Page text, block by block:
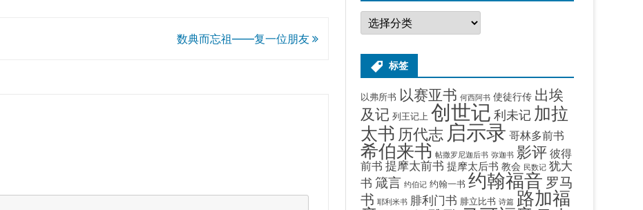
数典而忘祖——复一位朋友
分
类
标签
以弗所书 以赛亚书 何西阿书 使徒行传 出埃
及记 列王记上 创世记 利未记 加拉
太书 历代志 启示录 哥林多前书
希伯来书 帖撒罗尼迦后书 弥迦书 影评 彼得
前书 提摩太前书 提摩太后书 教会 民数记 犹大
书 箴言 约伯记 约翰一书 约翰福音 罗马
书 耶利米书 腓利门书 腓立比书 诗篇 路加福